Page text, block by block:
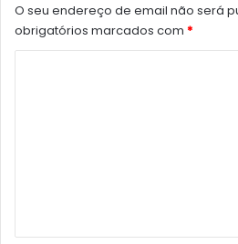
O seu endereço de email não será
obrigatórios marcados com *